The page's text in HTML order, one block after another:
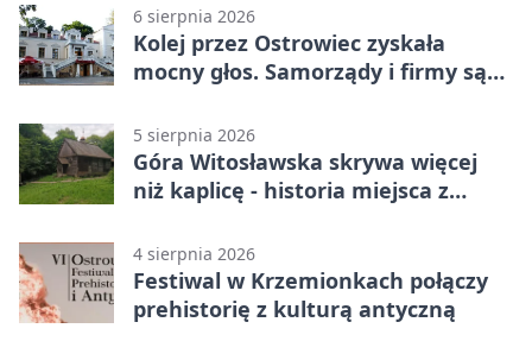
6 sierpnia 2026
Kolej przez Ostrowiec zyskała
mocny głos. Samorządy i firmy są
5 sierpnia 2026
Góra Witosławska skrywa więcej
niż kaplicę - historia miejsca z
4 sierpnia 2026
Festiwal w Krzemionkach połączy
prehistorię z kulturą antyczną